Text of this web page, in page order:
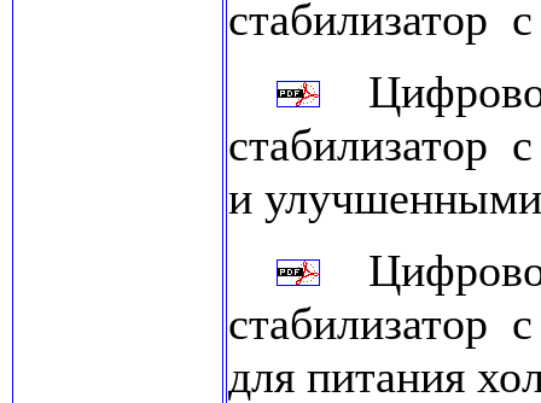
стабилизатор
стабилизатор
и улучшенными
стабилизатор
для питания